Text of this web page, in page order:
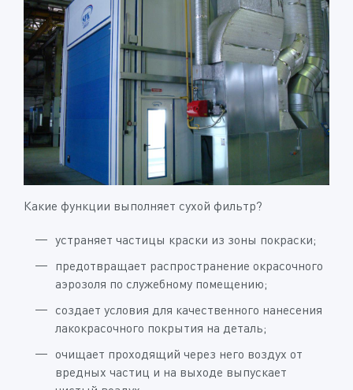
Какие функции выполняет сухой фильтр?
устраняет частицы краски из зоны покраски;
предотвращает распространение окрасочного
аэрозоля по служебному помещению;
создает условия для качественного нанесения
лакокрасочного покрытия на деталь;
очищает проходящий через него воздух от
вредных частиц и на выходе выпускает